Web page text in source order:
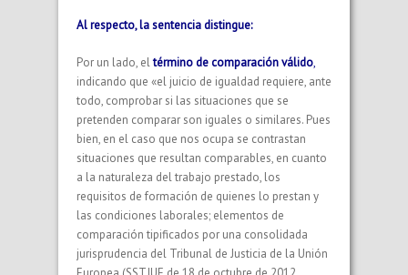
Al respecto, la sentencia distingue:
Por un lado, eltérmino de comparación válido,
indicando que «el juicio de igualdad requiere, ante
todo, comprobar si las situaciones que se
pretenden comparar son iguales o similares. Pues
bien, en el caso que nos ocupa se contrastan
situaciones que resultan comparables, en cuanto
a la naturaleza del trabajo prestado, los
requisitos de formación de quienes lo prestan y
las condiciones laborales; elementos de
comparación tipificados por una consolidada
jurisprudencia del Tribunal de Justicia de la Unión